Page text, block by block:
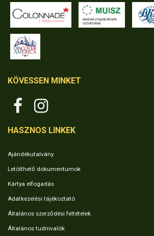
KÖVESSEN MINKET
HASZNOS LINKEK
Ajándékutalvány
Letölthető dokumentumok
Kártya elfogadás
Adatkezelési tájékoztató
Általános szerződési feltételek
Általános tudnivalók